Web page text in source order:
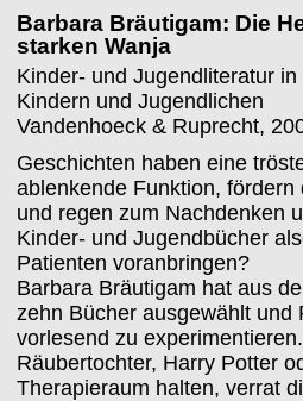
Barbara Bräutigam: Die
starken Wanja
Kinder- und Jugendliteratur
Kindern und Jugendlichen
Vandenhoeck & Ruprecht,
Geschichten haben eine
ablenkende Funktion,
und regen zum Nachdenken
Kinder- und Jugendbücher
Patienten voranbringen?
Barbara Bräutigam hat aus
zehn Bücher ausgewählt und
vorlesend zu
Räubertochter, Harry Potter
Therapieraum halten, verrat